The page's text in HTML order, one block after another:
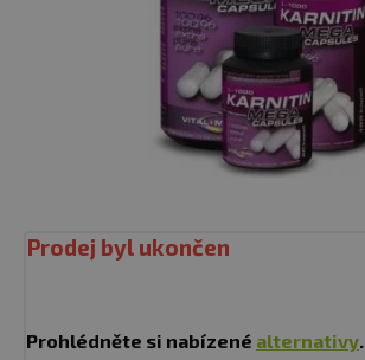
Prodej byl ukončen
Prohlédněte si nabízené alternativy.